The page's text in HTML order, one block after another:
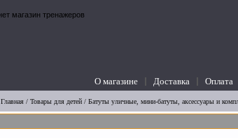
О магазине Доставка Оплата
Главная / Товары для детей / Батуты уличные, мини-батуты, аксессуары и